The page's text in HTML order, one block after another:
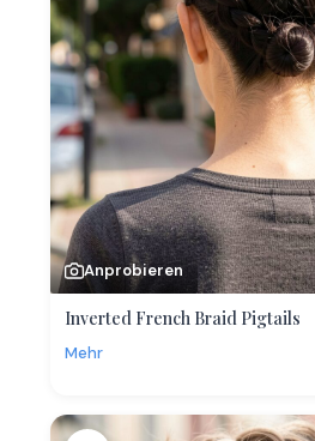
Anprobieren
Inverted French Braid Pigtails
Mehr